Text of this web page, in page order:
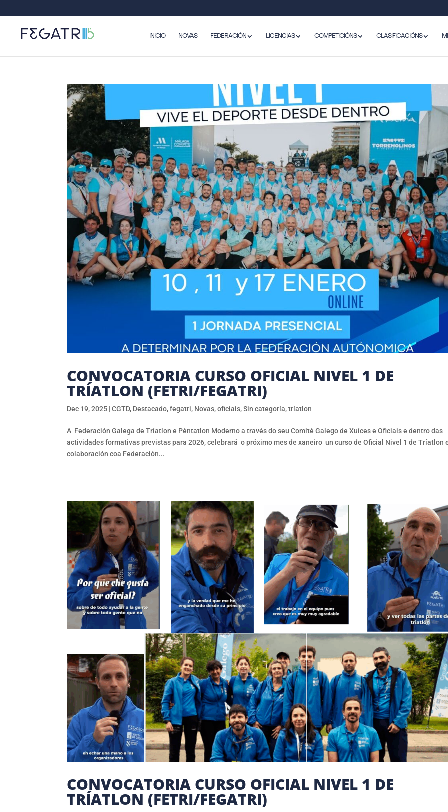
INICIO NOVAS FEDERACIÓN LICENCIAS COMPETICIÓNS CLASIFICACIÓNS
CONVOCATORIA CURSO OFICIAL NIVEL 1 DE
TRÍATLON (FETRI/FEGATRI)
Dec 19, 2025 |CGTD, Destacado,fegatri, Novas,oficiais,Sin categoría,tríatlon
A Federación Galega de Tríatlon e Péntatlon Moderno a través do seu Comité Galego de Xuíces e Oficiais e dentro das
actividades formativas previstas para 2026, celebrará o próximo mes de xaneiro un curso de Oficial Nivel 1 de Tríatlon
colaboración coa Federación...
CONVOCATORIA CURSO OFICIAL NIVEL 1 DE
TRÍATLON (FETRI/FEGATRI)